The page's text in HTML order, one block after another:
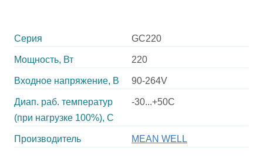
Серия GC220
Мощность, Вт 220
Входное напряжение, В 90-264V
Диап. раб. температур
(при нагрузке 100%), C
-30...+50C
Производитель MEAN WELL